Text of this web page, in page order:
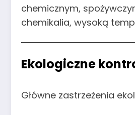
chemicznym,
chemikalia, wysoką
Ekologiczne
Główne zastrzeżenia